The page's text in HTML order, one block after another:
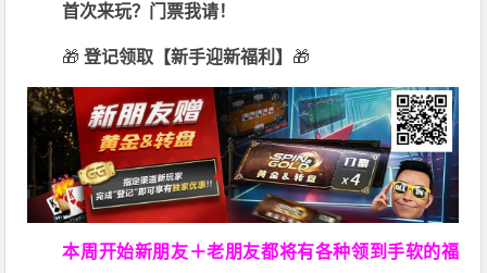
首次来玩？门票我请！
🎁 登记领取【新手迎新福利】 🎁
本周开始新朋友＋老朋友都将有各种领到手软的福